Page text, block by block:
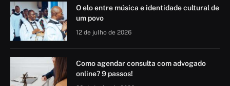
O elo entre música e identidade cultural de
um povo
12 de julho de 2026
Como agendar consulta com advogado
online? 9 passos!